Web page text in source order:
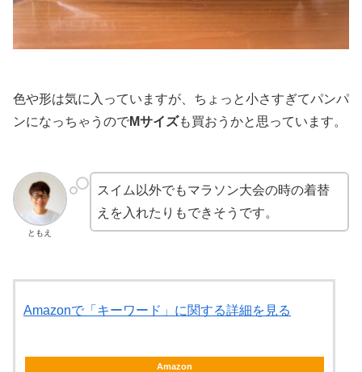
色や形は気に入っていますが、ちょっと小さすぎてパンパ
ンになっちゃうのでMサイズも買おうかと思っています。
ともえ
スイム以外でもマラソン大会の時の着替
えを入れたりもできそうです。
Amazonで「キーワード」に関する詳細を見る
Amazon